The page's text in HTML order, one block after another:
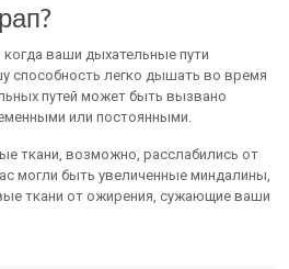
ваши дыхательные пути
способность легко дышать во время
путей может быть вызвано
или постоянными.
ткани, возможно, расслабились от
могли быть увеличенные миндалины,
ткани от ожирения, сужающие ваши